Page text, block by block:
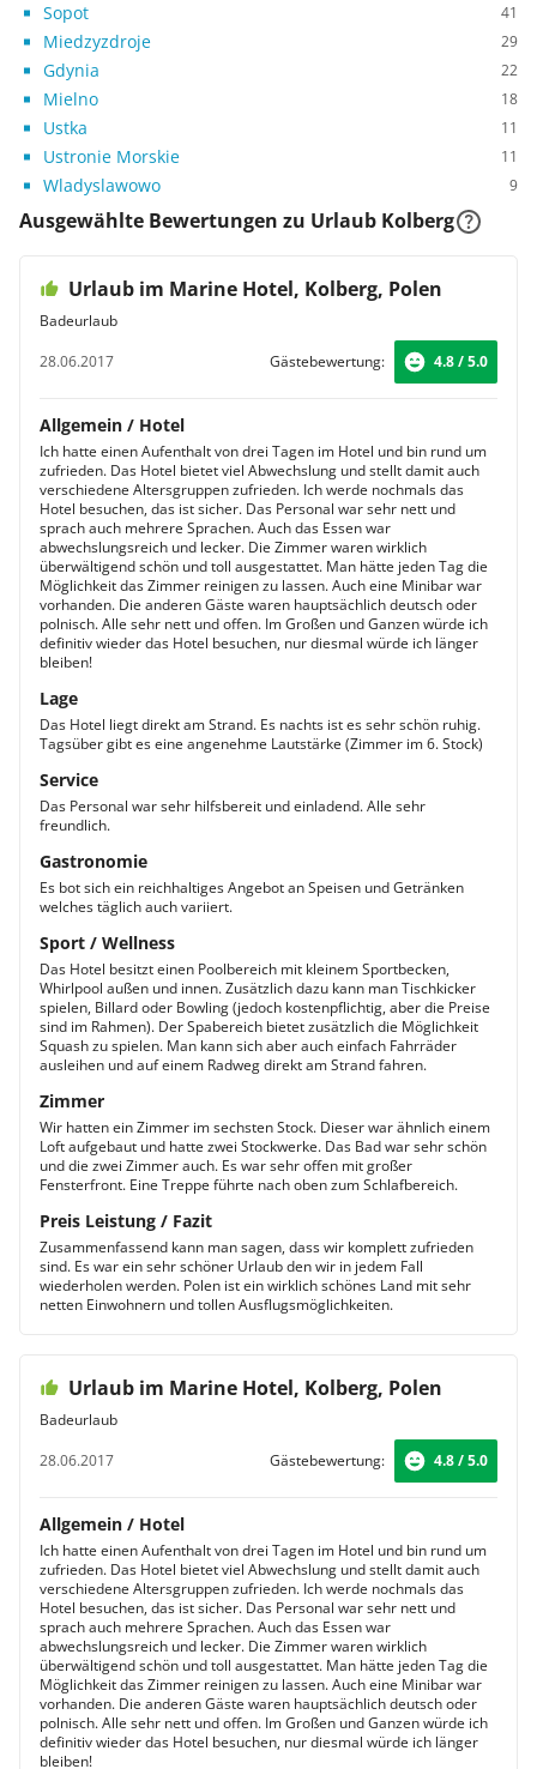
Sopot 41
Miedzyzdroje 29
Gdynia 22
Mielno 18
Ustka 11
Ustronie Morskie 11
Wladyslawowo 9
Ausgewählte Bewertungen zu Urlaub Kolberg
Urlaub im Marine Hotel, Kolberg, Polen
Badeurlaub
28.06.2017
Gästebewertung: 4.8 / 5.0
Allgemein / Hotel
Ich hatte einen Aufenthalt von drei Tagen im Hotel und bin rund um
zufrieden. Das Hotel bietet viel Abwechslung und stellt damit auch
verschiedene Altersgruppen zufrieden. Ich werde nochmals das
Hotel besuchen, das ist sicher. Das Personal war sehr nett und
sprach auch mehrere Sprachen. Auch das Essen war
abwechslungsreich und lecker. Die Zimmer waren wirklich
überwältigend schön und toll ausgestattet. Man hätte jeden Tag die
Möglichkeit das Zimmer reinigen zu lassen. Auch eine Minibar war
vorhanden. Die anderen Gäste waren hauptsächlich deutsch oder
polnisch. Alle sehr nett und offen. Im Großen und Ganzen würde ich
definitiv wieder das Hotel besuchen, nur diesmal würde ich länger
bleiben!
Lage
Das Hotel liegt direkt am Strand. Es nachts ist es sehr schön ruhig.
Tagsüber gibt es eine angenehme Lautstärke (Zimmer im 6. Stock)
Service
Das Personal war sehr hilfsbereit und einladend. Alle sehr
freundlich.
Gastronomie
Es bot sich ein reichhaltiges Angebot an Speisen und Getränken
welches täglich auch variiert.
Sport / Wellness
Das Hotel besitzt einen Poolbereich mit kleinem Sportbecken,
Whirlpool außen und innen. Zusätzlich dazu kann man Tischkicker
spielen, Billard oder Bowling (jedoch kostenpflichtig, aber die Preise
sind im Rahmen). Der Spabereich bietet zusätzlich die Möglichkeit
Squash zu spielen. Man kann sich aber auch einfach Fahrräder
ausleihen und auf einem Radweg direkt am Strand fahren.
Zimmer
Wir hatten ein Zimmer im sechsten Stock. Dieser war ähnlich einem
Loft aufgebaut und hatte zwei Stockwerke. Das Bad war sehr schön
und die zwei Zimmer auch. Es war sehr offen mit großer
Fensterfront. Eine Treppe führte nach oben zum Schlafbereich.
Preis Leistung / Fazit
Zusammenfassend kann man sagen, dass wir komplett zufrieden
sind. Es war ein sehr schöner Urlaub den wir in jedem Fall
wiederholen werden. Polen ist ein wirklich schönes Land mit sehr
netten Einwohnern und tollen Ausflugsmöglichkeiten.
Urlaub im Marine Hotel, Kolberg, Polen
Badeurlaub
28.06.2017
Gästebewertung: 4.8 / 5.0
Allgemein / Hotel
Ich hatte einen Aufenthalt von drei Tagen im Hotel und bin rund um
zufrieden. Das Hotel bietet viel Abwechslung und stellt damit auch
verschiedene Altersgruppen zufrieden. Ich werde nochmals das
Hotel besuchen, das ist sicher. Das Personal war sehr nett und
sprach auch mehrere Sprachen. Auch das Essen war
abwechslungsreich und lecker. Die Zimmer waren wirklich
überwältigend schön und toll ausgestattet. Man hätte jeden Tag die
Möglichkeit das Zimmer reinigen zu lassen. Auch eine Minibar war
vorhanden. Die anderen Gäste waren hauptsächlich deutsch oder
polnisch. Alle sehr nett und offen. Im Großen und Ganzen würde ich
definitiv wieder das Hotel besuchen, nur diesmal würde ich länger
bleiben!